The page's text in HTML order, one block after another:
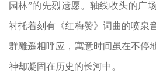
园林”的先烈遗愿。轴线收头的广
衬托着刻有《红梅赞》词曲的喷泉
群雕遥相呼应，寓意时间虽在不停
神却凝固在历史的长河中。